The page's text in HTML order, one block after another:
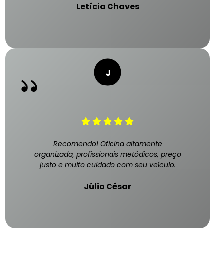
Letícia Chaves
Recomendo! Oficina altamente
organizada, profissionais metódicos, preço
justo e muito cuidado com seu veículo.
Júlio César